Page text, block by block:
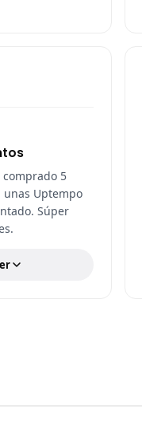
comprado 5
unas Uptempo
Súper